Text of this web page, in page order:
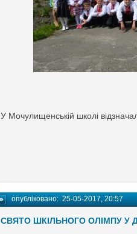
У Мочулищенській школі
опубліковано:25-05-2017, 20:57
СВЯТО ШКІЛЬНОГО ОЛІМПУ У